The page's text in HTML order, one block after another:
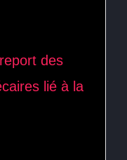
des
lié à la